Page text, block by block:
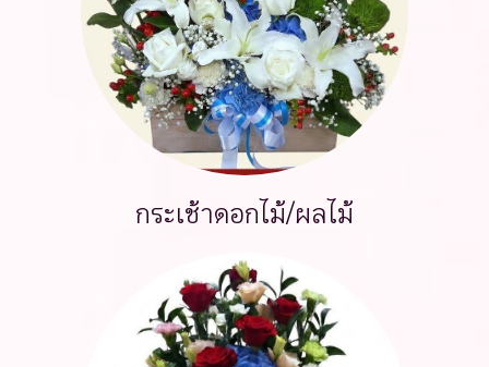
กระเช้าดอกไม้/ผลไม้